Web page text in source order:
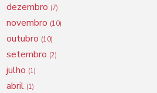
dezembro (7)
novembro (10)
outubro (10)
setembro (2)
julho (1)
abril (1)